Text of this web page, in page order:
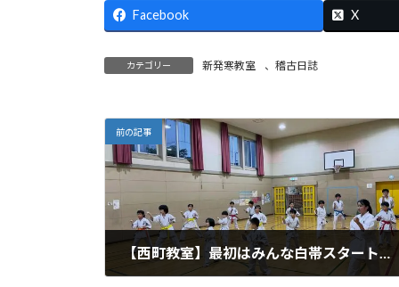
Facebook X
カテゴリー 新発寒教室 、 稽古日誌
前の記事
【西町教室】最初はみんな白帯スタートです